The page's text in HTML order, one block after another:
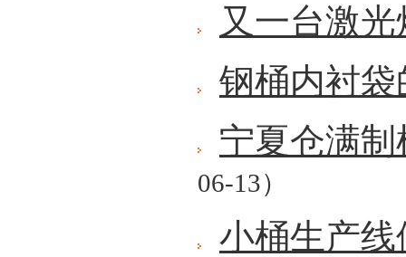
又一台激
钢桶内衬袋
宁夏仓满
06-13）
小桶生产